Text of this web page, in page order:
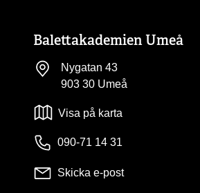
Balettakademien Umeå
Nygatan 43
903 30 Umeå
Visa på karta
090-71 14 31
Skicka e-post